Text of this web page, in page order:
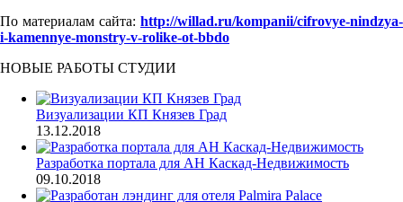
По материалам сайта: http://willad.ru/kompanii/cifrovye-nindzya-
i-kamennye-monstry-v-rolike-ot-bbdo
НОВЫЕ РАБОТЫ СТУДИИ
Визуализации КП Князев Град
13.12.2018
Разработка портала для АН Каскад-Недвижимость
09.10.2018